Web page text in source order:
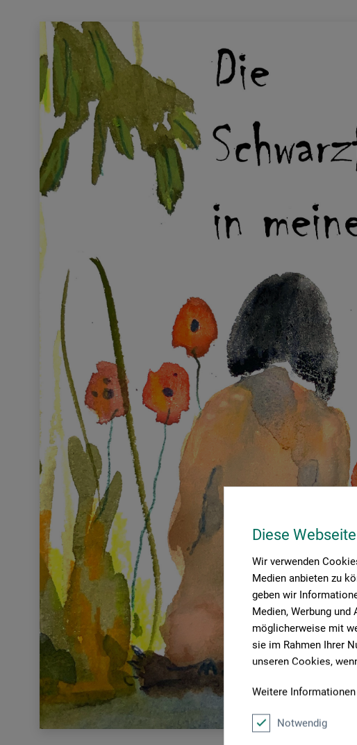
Diese
Wir verwenden
Medien anbieten zu
geben wir
Medien, Werbung
möglicherweise mit
sie im Rahmen Ihrer
unseren Cookies,
Weitere
Notwendig